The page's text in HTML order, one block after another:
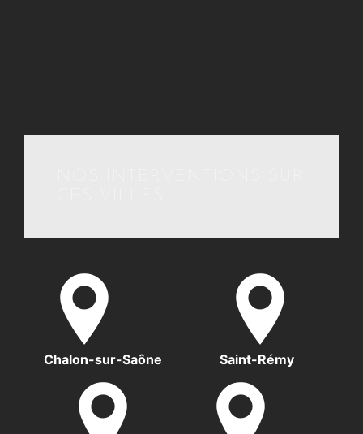
Chalon-sur-Saône Saint-Rémy